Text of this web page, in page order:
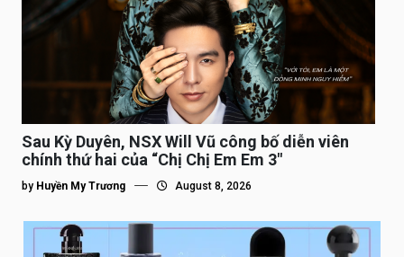
Sau Kỳ Duyên, NSX Will Vũ công bố diễn viên
chính thứ hai của “Chị Chị Em Em 3″
by Huyền My Trương August 8, 2026